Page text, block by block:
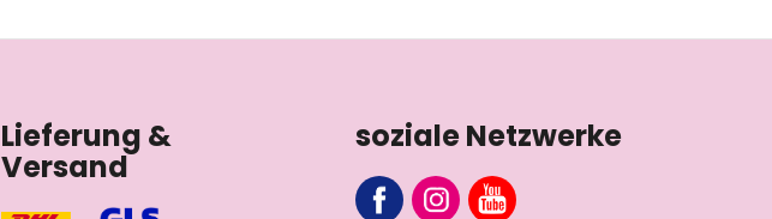
r
m
r
Lieferung &
Versand
soziale Netzwerke